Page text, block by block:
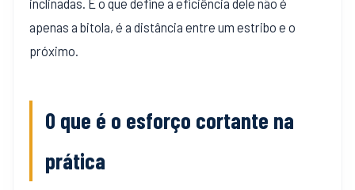
apenas a bitola, é a distância entre um estribo e o
próximo.
O que é o esforço cortante na
prática